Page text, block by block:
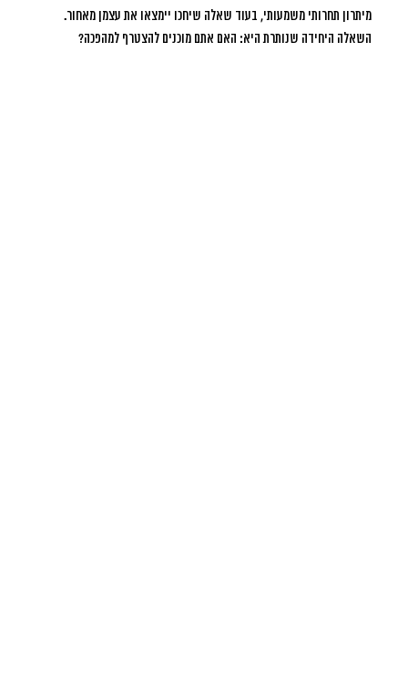
מיתרון תחרותי משמעותי, בעוד שאלה שיחכו יימצאו את עצמן מאחור.
השאלה היחידה שנותרת היא: האם אתם מוכנים להצטרף למהפכה?